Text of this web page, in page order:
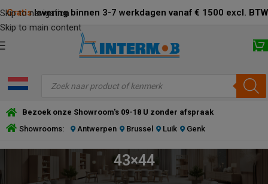
Skip to navigation
Skip to main content
Gratislevering binnen 3-7 werkdagen vanaf € 1500 excl.
Bezoek onze Showroom's 09-18 U zonder afspraak
Showrooms:
Antwerpen Brussel Luik Genk
43×44